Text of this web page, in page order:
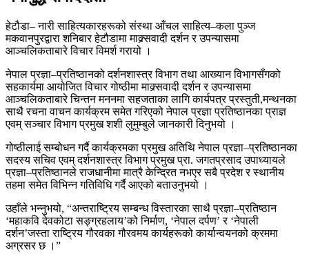
हेटौडा– नारी साहित्यकारहरूको संस्था आँचल साहित्य–कला पुञ्ज
मकवानपुरद्वारा शनिबार हेटौडामा माक्र्सवादी दर्शन र उपन्यासमा
आञ्चलिकताबारे विचार विमर्श गरायो ।
नेपाल प्रज्ञा–प्रतिष्ठानको दर्शनशास्त्र विभाग तथा आख्यान विभागसँगको
सहकार्यमा आयोजित विचार गोष्ठीमा माक्र्सवादी दर्शन र उपन्यासमा
आञ्चलिकताबारे चिन्तन मननमा सहजताका लागि कार्यपत्र प्रस्तुती,मन्थनका
साथै रचना वाचन कार्यक्रम समेत गरिएको नेपाल प्रज्ञा प्रतिष्ठानका प्राज्ञ
एवम् सञ्चार विभाग प्रमुख शशी लुमुम्बुले जानकारी दिनुभयो ।
गोष्ठीलाई सम्बोधन गर्दै कार्यक्रमका प्रमुख अतिथि नेपाल प्रज्ञा–प्रतिष्ठानका
सदस्य सचिव एवम् दर्शनशास्त्र विभाग प्रमुख प्रा. जगतप्रसाद उपाध्यायले
प्रज्ञा–प्रतिष्ठानले राजधानीमा मात्रै केन्द्रित नभएर सबै प्रदेश र स्थानीय
तहमा समेत विभिन्न गतिविधि गर्दै आएको बताउनुभयो ।
उहाँले भन्नुभयो, “अन्तराष्ट्रिय सम्बन्ध विस्तारका साथै प्रज्ञा–प्रतिष्ठान
‘महाकवि देवकोटा सङ्ग्रहलाय’को निर्माण, ‘नेपाल दर्पण’ र ‘नेपाली
दर्शन’जस्ता राष्ट्रिय गौरवका गौरवमय कार्यहरूको कार्यान्वयनको क्रममा
अग्रसर छ ।”